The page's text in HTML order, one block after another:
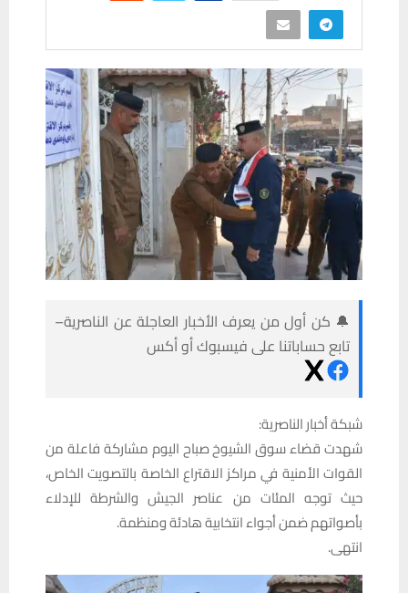
🔔 كن أول من يعرف الأخبار العاجلة عن الناصرية–
تابع حساباتنا على فيسبوك أو أكس
شبكة أخبار الناصرية:
شهدت قضاء سوق الشيوخ صباح اليوم مشاركة فاعلة من
القوات الأمنية في مراكز الاقتراع الخاصة بالتصويت الخاص،
حيث توجه المئات من عناصر الجيش والشرطة للإدلاء
بأصواتهم ضمن أجواء انتخابية هادئة ومنظمة.
انتهى.